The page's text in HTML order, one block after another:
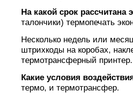
На какой срок рассчитана
талончики) термопечать
Несколько недель или
штрихкоды на коробах,
термотрансферный принтер.
Какие условия
термо, и термотрансфер.